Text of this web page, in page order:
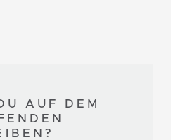
AUF DEM